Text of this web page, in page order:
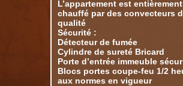
L’appartement est entièrement
chauffé par des convecteurs
qualité
Sécurité :
Détecteur de fumée
Cylindre de sureté Bricard
Porte d’entrée immeuble
Blocs portes coupe-feu 1/2
aux normes en vigueur